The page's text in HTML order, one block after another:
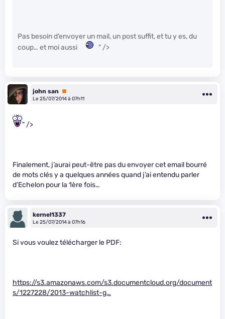
Pas besoin d’envoyer un mail, un post suffit, et tu y es, du
coup… et moi aussi
" />
john san
Premium
Le 25/07/2014 à 07h11
" />
Finalement, j’aurai peut-être pas du envoyer cet email bourré
de mots clés y a quelques années quand j’ai entendu parler
d’Echelon pour la 1ère fois…
kernel1337
Le 25/07/2014 à 07h16
Si vous voulez télécharger le PDF:
https://s3.amazonaws.com/s3.documentcloud.org/document
s/1227228/2013-watchlist-g…